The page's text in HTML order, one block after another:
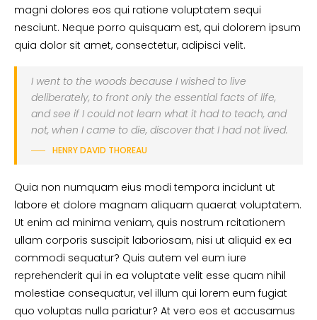
magni dolores eos qui ratione voluptatem sequi
nesciunt. Neque porro quisquam est, qui dolorem ipsum
quia dolor sit amet, consectetur, adipisci velit.
I went to the woods because I wished to live
deliberately, to front only the essential facts of life,
and see if I could not learn what it had to teach, and
not, when I came to die, discover that I had not lived.
HENRY DAVID THOREAU
Quia non numquam eius modi tempora incidunt ut
labore et dolore magnam aliquam quaerat voluptatem.
Ut enim ad minima veniam, quis nostrum rcitationem
ullam corporis suscipit laboriosam, nisi ut aliquid ex ea
commodi sequatur? Quis autem vel eum iure
reprehenderit qui in ea voluptate velit esse quam nihil
molestiae consequatur, vel illum qui lorem eum fugiat
quo voluptas nulla pariatur? At vero eos et accusamus